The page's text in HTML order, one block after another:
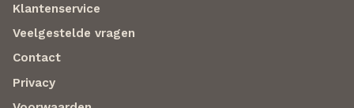
Klantenservice
Veelgestelde vragen
Contact
Privacy